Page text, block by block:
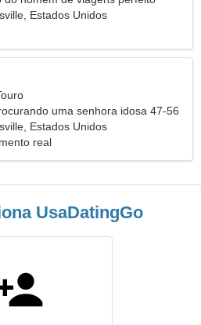
Estados Unidos
uma senhora idosa 47-56
Estados Unidos
real
UsaDatingGo